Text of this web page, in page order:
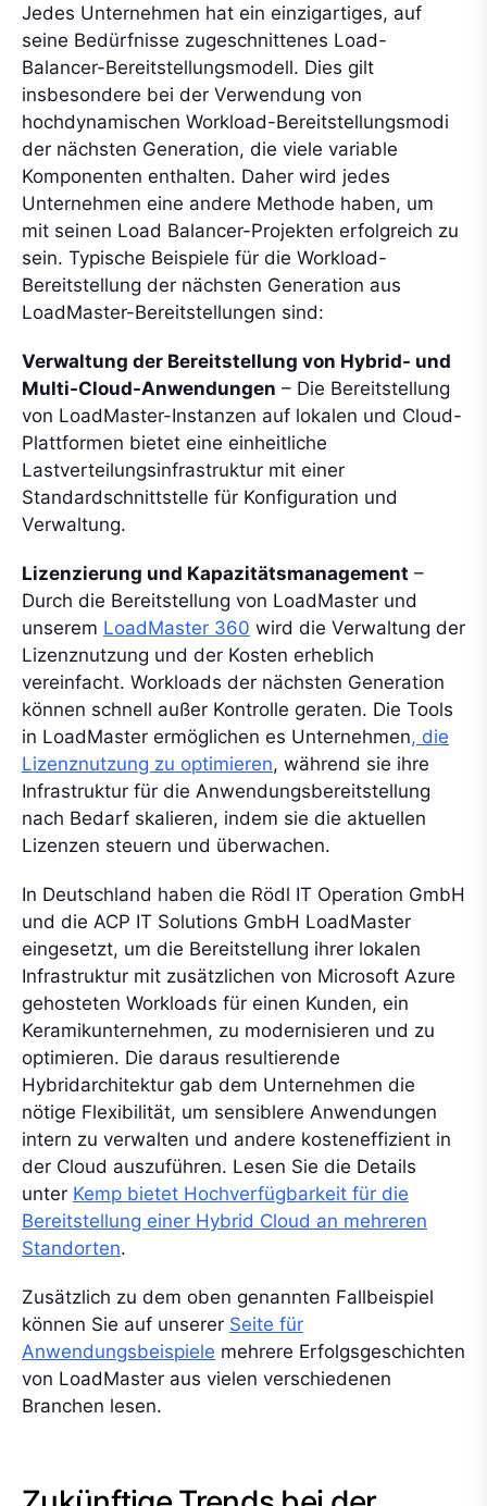
Jedes Unternehmen hat ein einzigartiges, auf
seine Bedürfnisse zugeschnittenes Load-
Balancer-Bereitstellungsmodell. Dies gilt
insbesondere bei der Verwendung von
hochdynamischen Workload-Bereitstellungsmodi
der nächsten Generation, die viele variable
Komponenten enthalten. Daher wird jedes
Unternehmen eine andere Methode haben, um
mit seinen Load Balancer-Projekten erfolgreich zu
sein. Typische Beispiele für die Workload-
Bereitstellung der nächsten Generation aus
LoadMaster-Bereitstellungen sind:
Verwaltung der Bereitstellung von Hybrid- und
Multi-Cloud-Anwendungen – Die Bereitstellung
von LoadMaster-Instanzen auf lokalen und Cloud-
Plattformen bietet eine einheitliche
Lastverteilungsinfrastruktur mit einer
Standardschnittstelle für Konfiguration und
Verwaltung.
Lizenzierung und Kapazitätsmanagement –
Durch die Bereitstellung von LoadMaster und
unserem LoadMaster 360 wird die Verwaltung der
Lizenznutzung und der Kosten erheblich
vereinfacht. Workloads der nächsten Generation
können schnell außer Kontrolle geraten. Die Tools
in LoadMaster ermöglichen es Unternehmen, die
Lizenznutzung zu optimieren, während sie ihre
Infrastruktur für die Anwendungsbereitstellung
nach Bedarf skalieren, indem sie die aktuellen
Lizenzen steuern und überwachen.
In Deutschland haben die Rödl IT Operation GmbH
und die ACP IT Solutions GmbH LoadMaster
eingesetzt, um die Bereitstellung ihrer lokalen
Infrastruktur mit zusätzlichen von Microsoft Azure
gehosteten Workloads für einen Kunden, ein
Keramikunternehmen, zu modernisieren und zu
optimieren. Die daraus resultierende
Hybridarchitektur gab dem Unternehmen die
nötige Flexibilität, um sensiblere Anwendungen
intern zu verwalten und andere kosteneffizient in
der Cloud auszuführen. Lesen Sie die Details
unter Kemp bietet Hochverfügbarkeit für die
Bereitstellung einer Hybrid Cloud an mehreren
Standorten.
Zusätzlich zu dem oben genannten Fallbeispiel
können Sie auf unserer Seite für
Anwendungsbeispiele mehrere Erfolgsgeschichten
von LoadMaster aus vielen verschiedenen
Branchen lesen.